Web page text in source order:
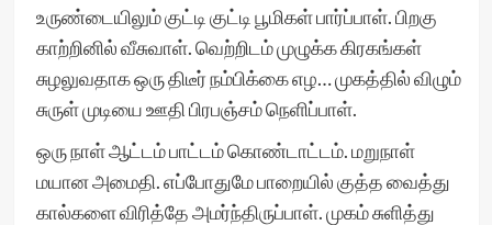
உருண்டையிலும் குட்டி குட்டி பூமிகள் பார்ப்பாள். பிறகு
காற்றினில் வீசுவாள். வெற்றிடம் முழுக்க கிரகங்கள்
சுழலுவதாக ஒரு திடீர் நம்பிக்கை எழ… முகத்தில் விழும்
சுருள் முடியை ஊதி பிரபஞ்சம் நெளிப்பாள்.
ஒரு நாள் ஆட்டம் பாட்டம் கொண்டாட்டம். மறுநாள்
மயான அமைதி. எப்போதுமே பாறையில் குத்த வைத்து
கால்களை விரித்தே அமர்ந்திருப்பாள். முகம் சுளித்து